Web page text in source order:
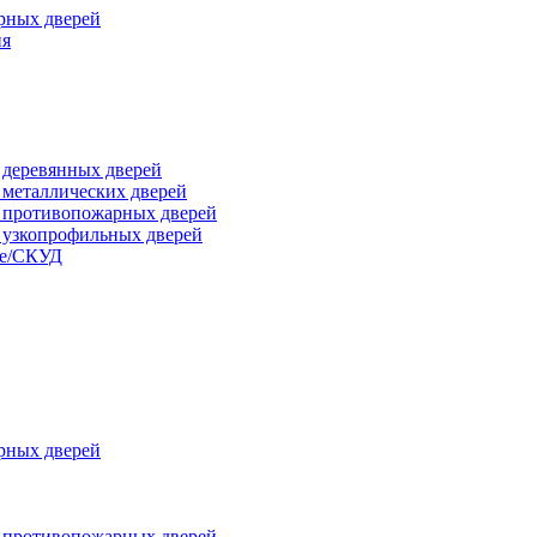
дверей
дверей
дверей
дверей
дверей
СКУД
дверей